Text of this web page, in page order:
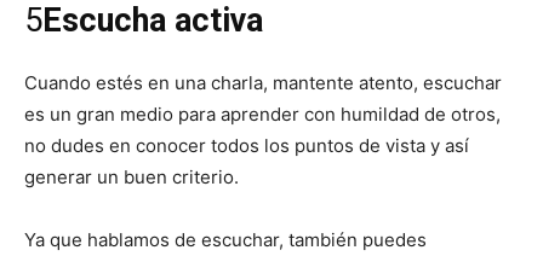
5Escucha activa
Cuando estés en una charla, mantente atento, escuchar
es un gran medio para aprender con humildad de otros,
no dudes en conocer todos los puntos de vista y así
generar un buen criterio.
Ya que hablamos de escuchar, también puedes